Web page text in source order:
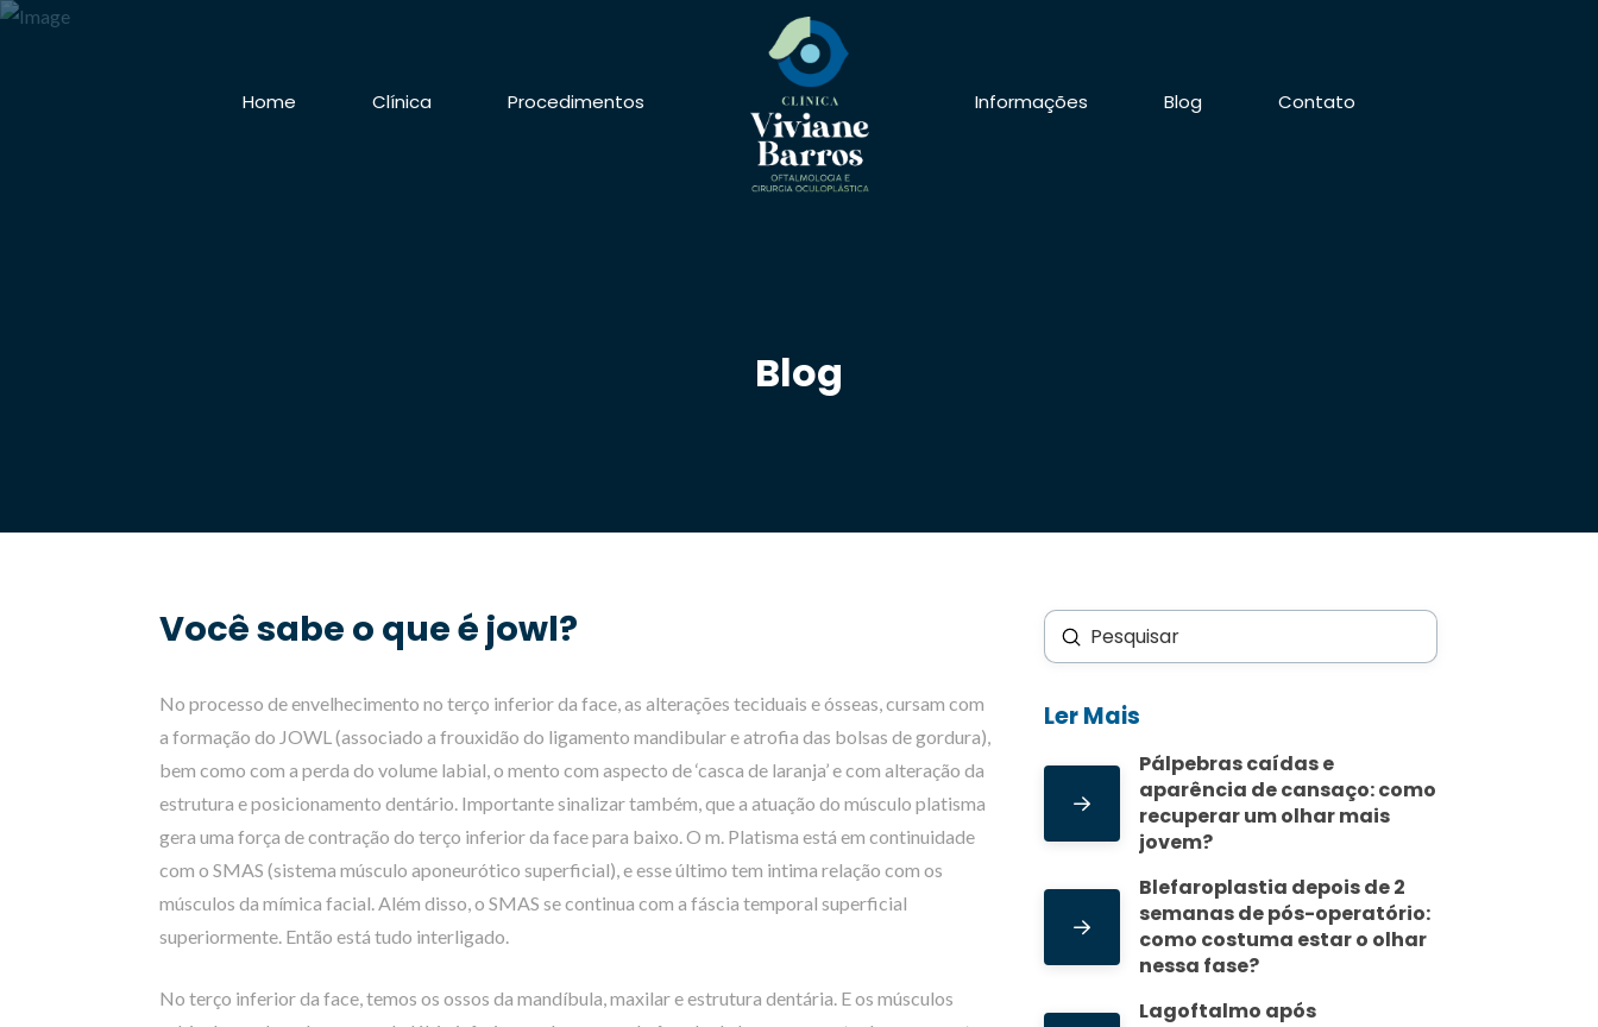
Home Clínica Procedimentos Informações Blog Contato
Blog
Você sabe o que é jowl?
No processo de envelhecimento no terço inferior da face, as alterações teciduais e ósseas, cursam com
a formação do JOWL (associado a frouxidão do ligamento mandibular e atrofia das bolsas de gordura),
bem como com a perda do volume labial, o mento com aspecto de ‘casca de laranja’ e com alteração da
estrutura e posicionamento dentário. Importante sinalizar também, que a atuação do músculo platisma
gera uma força de contração do terço inferior da face para baixo. O m. Platisma está em continuidade
com o SMAS (sistema músculo aponeurótico superficial), e esse último tem intima relação com os
músculos da mímica facial. Além disso, o SMAS se continua com a fáscia temporal superficial
superiormente. Então está tudo interligado.
No terço inferior da face, temos os ossos da mandíbula, maxilar e estrutura dentária. E os músculos
Buscar
Enviar
Ler Mais
Pálpebras caídas e
aparência de cansaço: como
recuperar um olhar mais
jovem?
Blefaroplastia depois de 2
semanas de pós-operatório:
como costuma estar o olhar
nessa fase?
Lagoftalmo após